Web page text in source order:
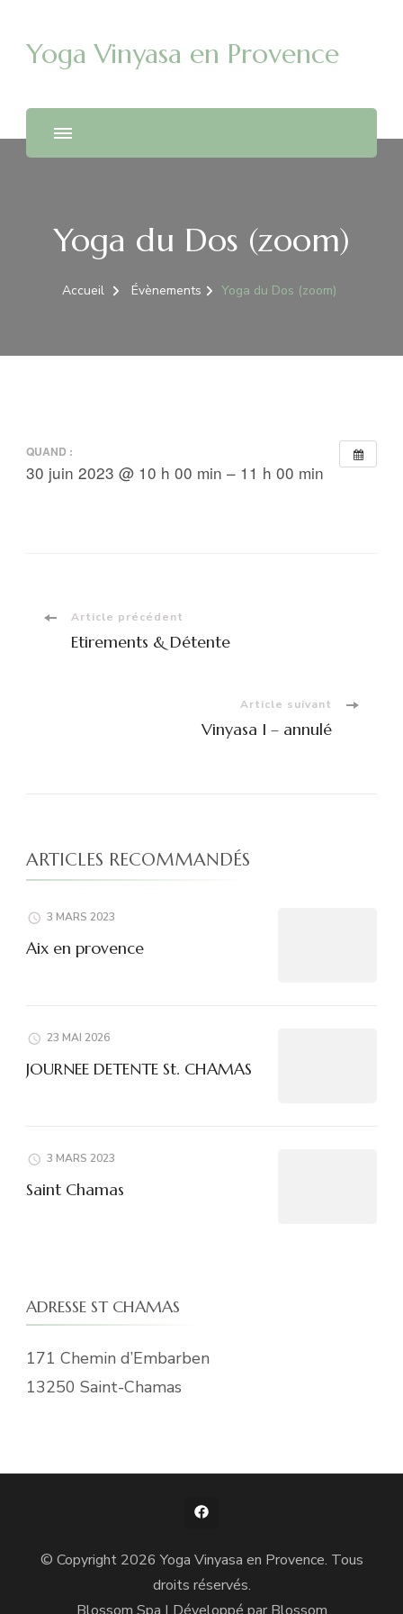
Yoga Vinyasa en Provence
Yoga du Dos (zoom)
Accueil Évènements Yoga du Dos (zoom)
QUAND :
30 juin 2023 @ 10 h 00 min – 11 h 00 min
Navigation
Article précédent
Etirements & Détente
Article suivant
Vinyasa I – annulé
ARTICLES RECOMMANDÉS
3 MARS 2023
Aix en provence
23 MAI 2026
JOURNEE DETENTE St. CHAMAS
3 MARS 2023
Saint Chamas
ADRESSE ST CHAMAS
171 Chemin d’Embarben
13250 Saint-Chamas
© Copyright 2026Yoga Vinyasa en Provence. Tous
droits réservés.
Blossom Spa | Développé par Blossom